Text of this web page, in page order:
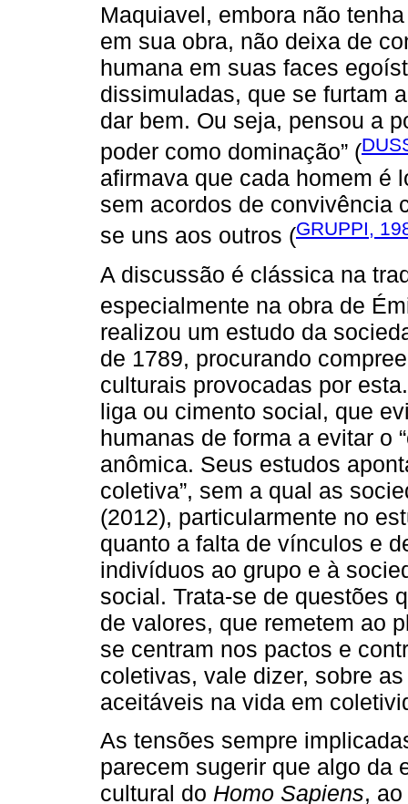
Maquiavel, embora não
em sua obra, não deixa de
humana em suas faces
dissimuladas, que se furtam
dar bem. Ou seja, pensou a
poder como dominação” (
afirmava que cada homem é
sem acordos de convivência
se uns aos outros (GRUPPI,
A discussão é clássica na
especialmente na obra de
realizou um estudo da
de 1789, procurando
culturais provocadas por
liga ou cimento social, que
humanas de forma a evitar o
anômica. Seus estudos
coletiva”, sem a qual as
(2012), particularmente no
quanto a falta de vínculos e
indivíduos ao grupo e à
social. Trata-se de questões
de valores, que remetem ao
se centram nos pactos e
coletivas, vale dizer, sobre
aceitáveis na vida em
As tensões sempre
parecem sugerir que algo da
cultural do Homo Sapiens,